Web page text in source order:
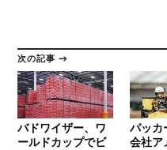
次の記事 →
バドワイザー、ワ
ールドカップでビ
パッカ
会社ア